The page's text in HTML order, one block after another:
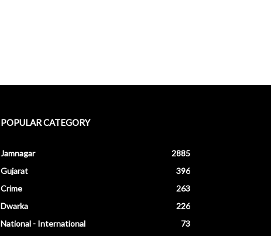
POPULAR CATEGORY
Jamnagar
2885
Gujarat
396
Crime
263
Dwarka
226
National - International
73